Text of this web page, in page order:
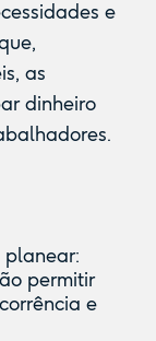
e
as
dinheiro
planear:
permitir
e